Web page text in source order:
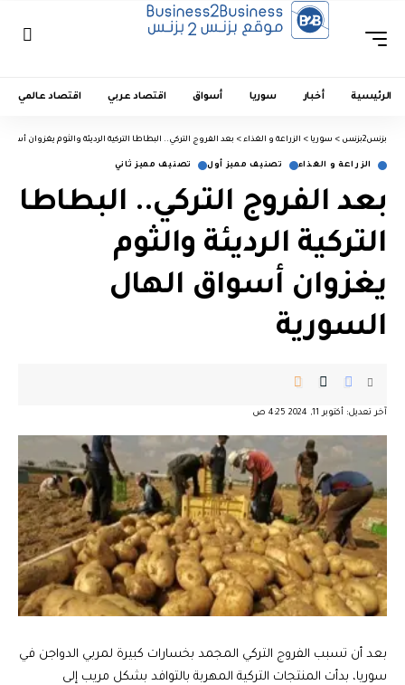
الرئيسية أخبار سوريا أسواق اقتصاد عربي اقتصاد عالمي
بزنس2بزنس > سوريا > الزراعة و الغذاء > بعد الفروج التركي.. البطاطا التركية الرديئة والثوم يغزوان
الزراعة و الغذاء تصنيف مميز أول تصنيف مميز ثاني
بعد الفروج التركي.. البطاطا
التركية الرديئة والثوم
يغزوان أسواق الهال
السورية
آخر تعديل: أكتوبر 11, 2024 4:25 ص
بعد أن تسبب الفروج التركي المجمد بخسارات كبيرة لمربي الدواجن في
سوريا، بدأت المنتجات التركية المهربة بالتوافد بشكل مريب إلى